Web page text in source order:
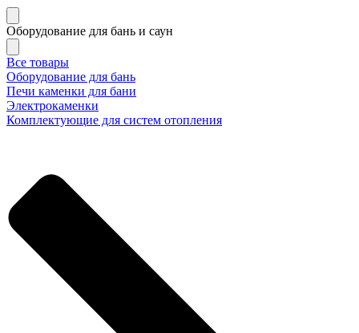
Оборудование для бань и саун
Все товары
Оборудование для бань
Печи каменки для бани
Электрокаменки
Комплектующие для систем отопления